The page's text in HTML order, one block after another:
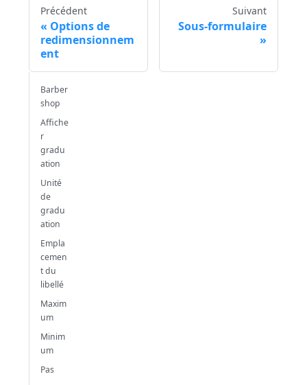
Précédent
Options de
redimensionnem
ent
Suivant
Sous-formulaire
Barber
shop
Affiche
r
gradu
ation
Unité
de
gradu
ation
Empla
cemen
t du
libellé
Maxim
um
Minim
um
Pas